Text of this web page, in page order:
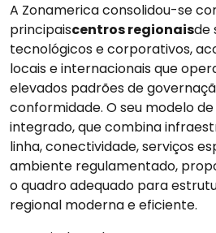
A Zonamerica consolidou-se
principaiscentros regionaisde
tecnológicos e corporativos,
locais e internacionais que
elevados padrões de
conformidade. O seu modelo
integrado, que combina
linha, conectividade, serviços
ambiente regulamentado,
o quadro adequado para
regional moderna e eficiente.